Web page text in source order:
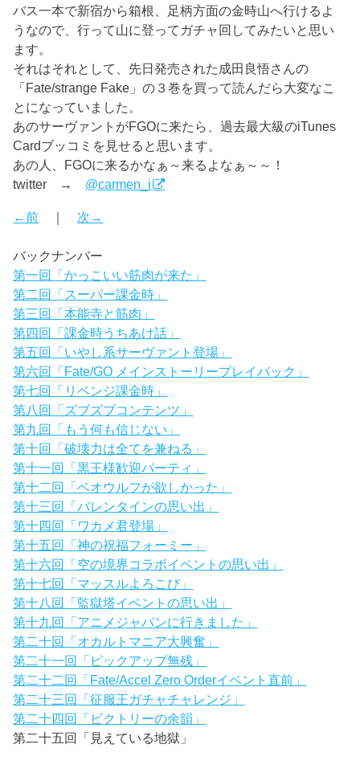
バス一本で新宿から箱根、足柄方面の金時山へ行けるよ
うなので、行って山に登ってガチャ回してみたいと思い
ます。
それはそれとして、先日発売された成田良悟さんの
「Fate/strange Fake」の３巻を買って読んだら大変なこ
とになっていました。
あのサーヴァントがFGOに来たら、過去最大級のiTunes
Cardブッコミを見せると思います。
あの人、FGOに来るかなぁ～来るよなぁ～～！
twitter → @carmen_i
←前 ｜ 次→
バックナンバー
第一回「かっこいい筋肉が来た」
第二回「スーパー課金時」
第三回「本能寺と筋肉」
第四回「課金時うちあけ話」
第五回「いやし系サーヴァント登場」
第六回「Fate/GO メインストーリープレイバック」
第七回「リベンジ課金時」
第八回「ズブズブコンテンツ」
第九回「もう何も信じない」
第十回「破壊力は全てを兼ねる」
第十一回「黒王様歓迎パーティ」
第十二回「ベオウルフが欲しかった」
第十三回「バレンタインの思い出」
第十四回「ワカメ君登場」
第十五回「神の祝福フォーミー」
第十六回「空の境界コラボイベントの思い出」
第十七回「マッスルよろこび」
第十八回「監獄塔イベントの思い出」
第十九回「アニメジャパンに行きました」
第二十回「オカルトマニア大興奮」
第二十一回「ピックアップ無残」
第二十二回「Fate/Accel Zero Orderイベント直前」
第二十三回「征服王ガチャチャレンジ」
第二十四回「ビクトリーの余韻」
第二十五回「見えている地獄」